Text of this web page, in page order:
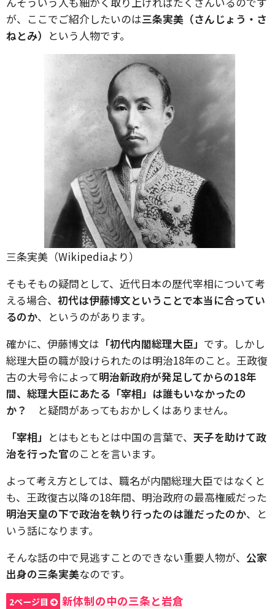
が、ここでご紹介したいのは三条実美（さんじょう・さ
ねとみ） という人物です。
三条実美（Wikipediaより）
そもそもの疑問として、近代日本の歴代宰相について考
える場合、 初代は伊藤博文ということで本当に合ってい
るのか、というのがあります。
確かに、伊藤博文は 「初代内閣総理大臣」 です。しかし
総理大臣の職が設けられたのは明治18年のこと。王政復
古の大号令によって明治新政府が発足してからの18年
間、総理大臣にあたる「宰相」は誰もいなかったの
か？
と疑問があってもおかしくはありません。
「宰相」 とはもともとは中国の言葉で、 天子を助けて政
治を行った官のことを言います。
よって考え方としては、職名が内閣総理大臣ではなくと
も、王政復古以降の18年間、明治政府の最高権威だった
明治天皇の下で政治を執り行ったのは誰だったのか、と
いう話になります。
そんな話の中で見逃すことのできない重要人物が、 公家
出身の三条実美なのです。
2ページ目 新体制の中の三条と岩倉